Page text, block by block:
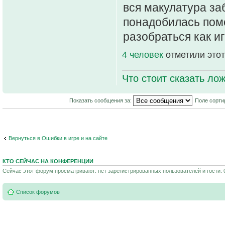
вся макулатура
понадобилась
разобраться как
4 человек отметили
Что стоит сказать
Показать сообщения за: Поле
Вернуться в Ошибки в игре и на сайте
КТО СЕЙЧАС НА КОНФЕРЕНЦИИ
Сейчас этот форум просматривают: нет зарегистрированных пользователей и гости:
Список форумов